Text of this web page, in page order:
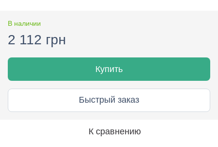
В наличии
2 112 грн
Купить
Быстрый заказ
К сравнению